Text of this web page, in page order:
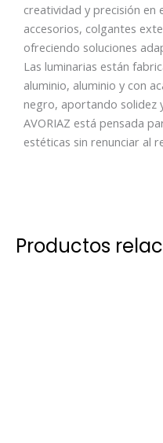
creatividad y precisión
accesorios, colgantes
ofreciendo soluciones
Las luminarias están
aluminio, aluminio y con
negro, aportando solidez
AVORIAZ está pensada
estéticas sin renunciar al
Productos